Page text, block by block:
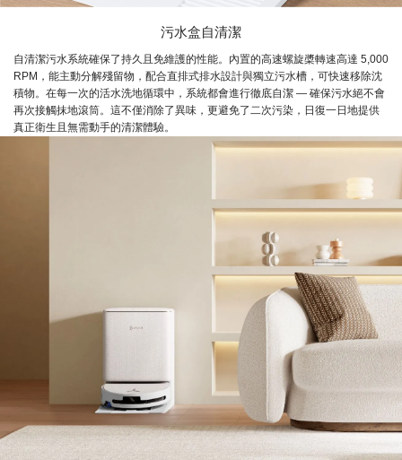
污水盒自清潔
自清潔污水系統確保了持久且免維護的性能。內置的高速螺旋槳轉速高達 5,000
RPM，能主動分解殘留物，配合直排式排水設計與獨立污水槽，可快速移除沈
積物。在每一次的活水洗地循環中，系統都會進行徹底自潔 — 確保污水絕不會
再次接觸抹地滾筒。這不僅消除了異味，更避免了二次污染，日復一日地提供
真正衛生且無需動手的清潔體驗。